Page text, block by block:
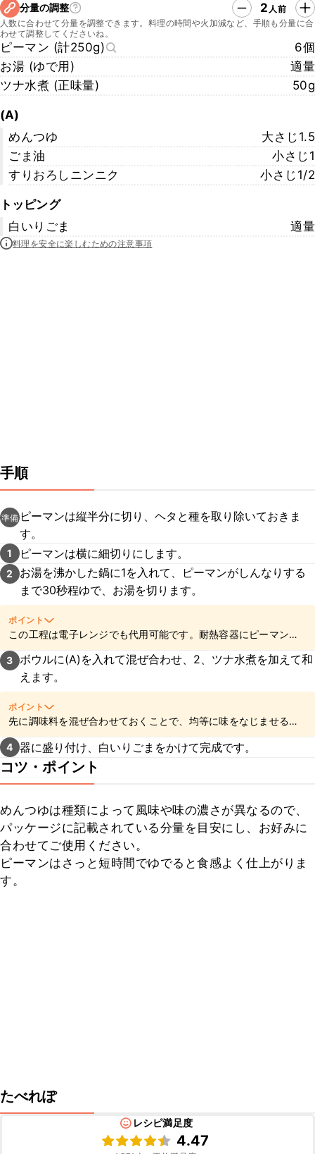
分量の調整 2 人前
人数に合わせて分量を調整できます。料理の時間や火加減など、手順も分量に合
わせて調整してくださいね。
ピーマン (計250g)
6個
お湯 (ゆで用)
適量
ツナ水煮 (正味量)
50g
(A)
めんつゆ
大さじ1.5
ごま油
小さじ1
すりおろしニンニク
小さじ1/2
トッピング
白いりごま
適量
料理を安全に楽しむための注意事項
手順
準備 ピーマンは縦半分に切り、ヘタと種を取り除いておきま
す。
1 ピーマンは横に細切りにします。
2
お湯を沸かした鍋に1を入れて、ピーマンがしんなりする
まで30秒程ゆで、お湯を切ります。
ポイント
この工程は電子レンジでも代用可能です。耐熱容器にピーマンを
入れてラップをし、600Wで1-2分を目安に加熱してください。電
子レンジの機種や食材の状況により加熱時間は調整してくださ
い。
3 ボウルに(A)を入れて混ぜ合わせ、2、ツナ水煮を加えて和
えます。
ポイント
先に調味料を混ぜ合わせておくことで、均等に味をなじませるこ
とができますよ。
4 器に盛り付け、白いりごまをかけて完成です。
コツ・ポイント
めんつゆは種類によって風味や味の濃さが異なるので、
パッケージに記載されている分量を目安にし、お好みに
合わせてご使用ください。
ピーマンはさっと短時間でゆでると食感よく仕上がりま
す。
たべれぽ
レシピ満足度
4.47